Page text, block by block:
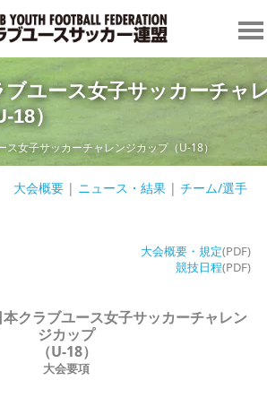
ブユース女子サッカーチャ
18）
ス女子サッカーチャレンジカップ（U-18）
大会概要| ニュース・結果| チーム/選手
大会概要・規定(PDF)
競技日程(PDF)
クラブユース女子サッカーチャレン
ジカップ
（U-18）
大会要項